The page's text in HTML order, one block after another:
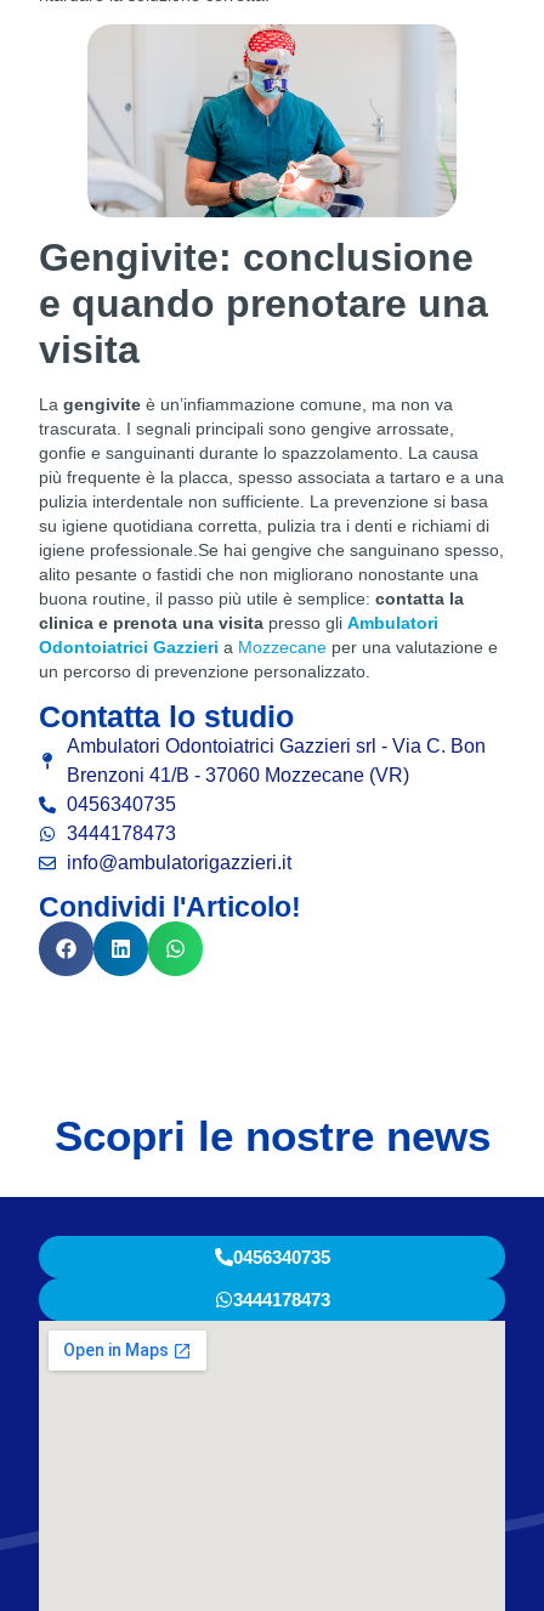
Gengivite: conclusione
e quando prenotare una
visita
La gengivite è un’infiammazione comune, ma non va
trascurata. I segnali principali sono gengive arrossate,
gonfie e sanguinanti durante lo spazzolamento. La causa
più frequente è la placca, spesso associata a tartaro e a una
pulizia interdentale non sufficiente. La prevenzione si basa
su igiene quotidiana corretta, pulizia tra i denti e richiami di
igiene professionale.Se hai gengive che sanguinano spesso,
alito pesante o fastidi che non migliorano nonostante una
buona routine, il passo più utile è semplice: contatta la
clinica e prenota una visita presso gli Ambulatori
Odontoiatrici Gazzieri a Mozzecane per una valutazione e
un percorso di prevenzione personalizzato.
Contatta lo studio
Ambulatori Odontoiatrici Gazzieri srl - Via C. Bon
Brenzoni 41/B - 37060 Mozzecane (VR)
0456340735
3444178473
info@ambulatorigazzieri.it
Condividi l'Articolo!
Scopri le nostre news
0456340735
3444178473